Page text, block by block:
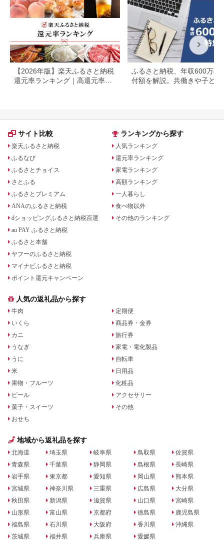
【2026年版】楽天ふるさと納税
還元率ランキング｜高還元率返
ふるさと納税、年収600万の
付額を解説。共働きや子ども
サイト比較
楽天ふるさと納税
ふるなび
ふるさとチョイス
さとふる
ふるさとプレミアム
ANAのふるさと納税
dショッピングふるさと納税百選
au PAY ふるさと納税
ふるさと本舗
ヤフーのふるさと納税
マイナビふるさと納税
ポイント還元キャンペーン
ランキングから探す
人気ランキング
還元率ランキング
家電ランキング
高額ランキング
一人暮らし
食べ物以外
その他のランキング
人気の返礼品から探す
牛肉
いくら
カニ
うなぎ
うに
米
果物・フルーツ
ビール
菓子・スイーツ
おせち
定期便
商品券・金券
旅行券
家電・電化製品
自転車
日用品
化粧品
アクセサリー
その他
地域から返礼品を探す
北海道
青森県
岩手県
宮城県
秋田県
山形県
福島県
茨城県
埼玉県
千葉県
東京都
神奈川県
新潟県
富山県
石川県
福井県
岐阜県
静岡県
愛知県
三重県
滋賀県
京都府
大阪府
兵庫県
鳥取県
島根県
岡山県
広島県
山口県
徳島県
香川県
愛媛県
佐賀県
長崎県
熊本県
大分県
宮崎県
鹿児島県
沖縄県